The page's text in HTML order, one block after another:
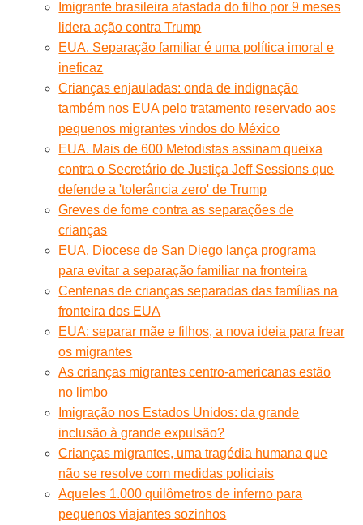
Imigrante brasileira afastada do filho por 9 meses
lidera ação contra Trump
EUA. Separação familiar é uma política imoral e
ineficaz
Crianças enjauladas: onda de indignação
também nos EUA pelo tratamento reservado aos
pequenos migrantes vindos do México
EUA. Mais de 600 Metodistas assinam queixa
contra o Secretário de Justiça Jeff Sessions que
defende a 'tolerância zero' de Trump
Greves de fome contra as separações de
crianças
EUA. Diocese de San Diego lança programa
para evitar a separação familiar na fronteira
Centenas de crianças separadas das famílias na
fronteira dos EUA
EUA: separar mãe e filhos, a nova ideia para frear
os migrantes
As crianças migrantes centro-americanas estão
no limbo
Imigração nos Estados Unidos: da grande
inclusão à grande expulsão?
Crianças migrantes, uma tragédia humana que
não se resolve com medidas policiais
Aqueles 1.000 quilômetros de inferno para
pequenos viajantes sozinhos